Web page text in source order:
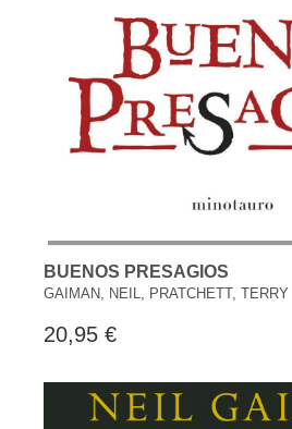
BUENOS PRESAGIOS
GAIMAN, NEIL, PRATCHETT, TERRY
20,95 €